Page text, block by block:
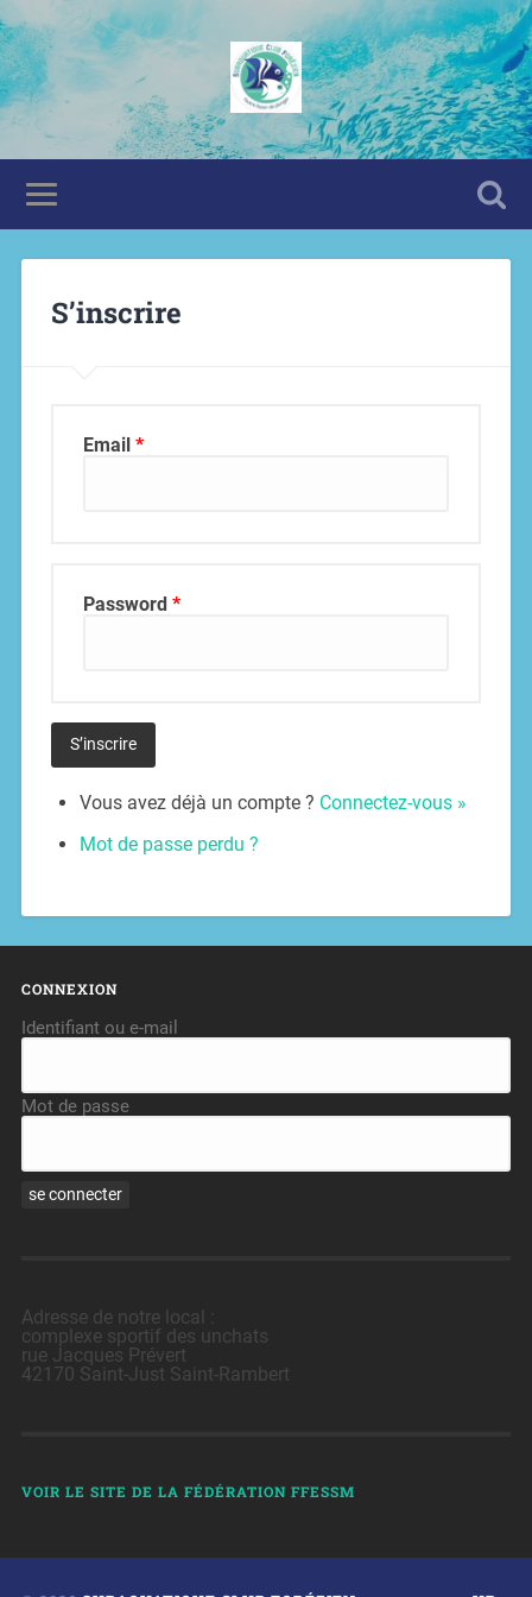
S’inscrire
Email *
Password *
Vous avez déjà un compte ? Connectez-vous »
Mot de passe perdu ?
CONNEXION
Identifiant ou e-mail
Mot de passe
Adresse de notre local :
complexe sportif des unchats
rue Jacques Prévert
42170 Saint-Just Saint-Rambert
VOIR LE SITE DE LA FÉDÉRATION FFESSM